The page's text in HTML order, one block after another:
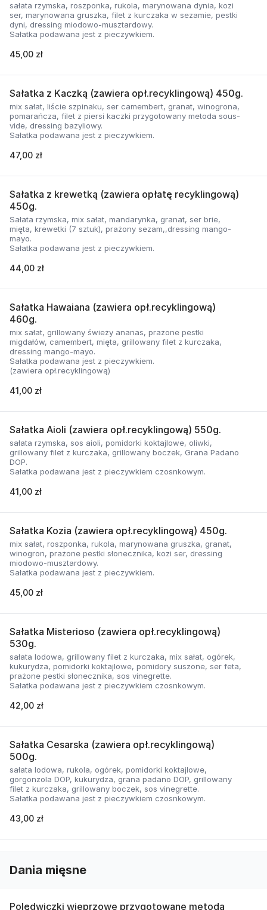
sałata rzymska, roszponka, rukola, marynowana dynia, kozi
ser, marynowana gruszka, filet z kurczaka w sezamie, pestki
dyni, dressing miodowo-musztardowy.
Sałatka podawana jest z pieczywkiem.
45,00 zł
Sałatka z Kaczką (zawiera opł.recyklingową) 450g.
mix sałat, liście szpinaku, ser camembert, granat, winogrona,
pomarańcza, filet z piersi kaczki przygotowany metoda sous-
vide, dressing bazyliowy.
Sałatka podawana jest z pieczywkiem.
47,00 zł
Sałatka z krewetką (zawiera opłatę recyklingową)
450g.
Sałata rzymska, mix sałat, mandarynka, granat, ser brie,
mięta, krewetki (7 sztuk), prażony sezam,,dressing mango-
mayo.
Sałatka podawana jest z pieczywkiem.
44,00 zł
Sałatka Hawaiana (zawiera opł.recyklingową)
460g.
mix sałat, grillowany świeży ananas, prażone pestki
migdałów, camembert, mięta, grillowany filet z kurczaka,
dressing mango-mayo.
Sałatka podawana jest z pieczywkiem.
(zawiera opł.recyklingową)
41,00 zł
Sałatka Aioli (zawiera opł.recyklingową) 550g.
sałata rzymska, sos aioli, pomidorki koktajlowe, oliwki,
grillowany filet z kurczaka, grillowany boczek, Grana Padano
DOP.
Sałatka podawana jest z pieczywkiem czosnkowym.
41,00 zł
Sałatka Kozia (zawiera opł.recyklingową) 450g.
mix sałat, roszponka, rukola, marynowana gruszka, granat,
winogron, prażone pestki słonecznika, kozi ser, dressing
miodowo-musztardowy.
Sałatka podawana jest z pieczywkiem.
45,00 zł
Sałatka Misterioso (zawiera opł.recyklingową)
530g.
sałata lodowa, grillowany filet z kurczaka, mix sałat, ogórek,
kukurydza, pomidorki koktajlowe, pomidory suszone, ser feta,
prażone pestki słonecznika, sos vinegrette.
Sałatka podawana jest z pieczywkiem czosnkowym.
42,00 zł
Sałatka Cesarska (zawiera opł.recyklingową)
500g.
sałata lodowa, rukola, ogórek, pomidorki koktajlowe,
gorgonzola DOP, kukurydza, grana padano DOP, grillowany
filet z kurczaka, grillowany boczek, sos vinegrette.
Sałatka podawana jest z pieczywkiem czosnkowym.
43,00 zł
Dania mięsne
Polędwiczki wieprzowe przygotowane metodą